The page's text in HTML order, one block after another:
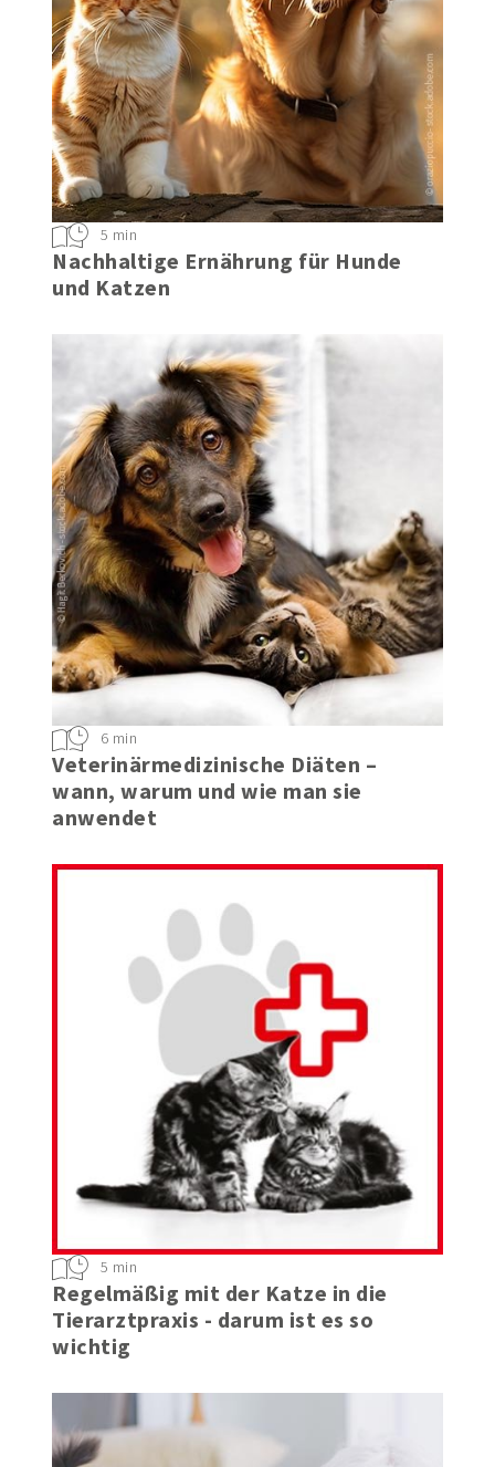
Nachhaltige Ernährung für Hunde
und Katzen
5 min
Veterinärmedizinische Diäten –
wann, warum und wie man sie
anwendet
6 min
Regelmäßig mit der Katze in die
Tierarztpraxis - darum ist es so
wichtig
5 min